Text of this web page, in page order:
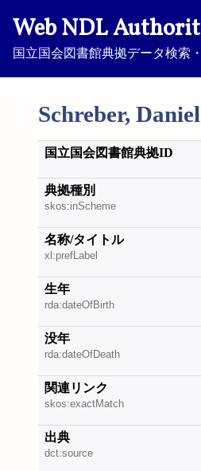
Web NDL
国立国会図書館典拠データ検索
Schreber,
国立国会図書館典拠ID
典拠種別
skos:inScheme
名称/タイトル
xl:prefLabel
生年
rda:dateOfBirth
没年
rda:dateOfDeath
関連リンク
skos:exactMatch
出典
dct:source